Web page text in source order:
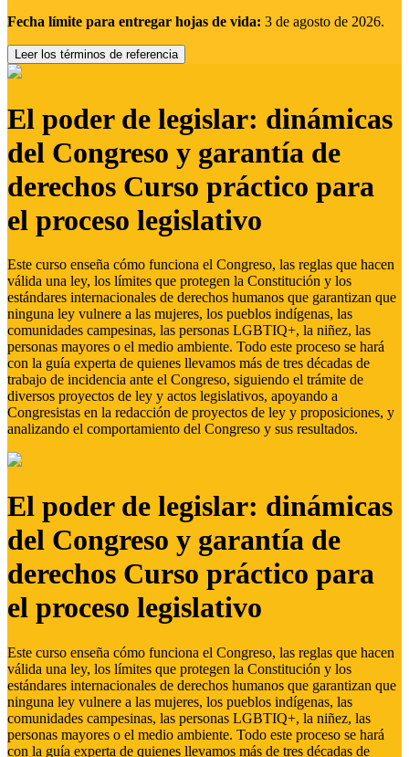
Fecha límite para entregar hojas de vida: 3 de agosto de 2026.
Leer los términos de referencia
El poder de legislar: dinámicas
del Congreso y garantía de
derechos Curso práctico para
el proceso legislativo
Este curso enseña cómo funciona el Congreso, las reglas que hacen
válida una ley, los límites que protegen la Constitución y los
estándares internacionales de derechos humanos que garantizan que
ninguna ley vulnere a las mujeres, los pueblos indígenas, las
comunidades campesinas, las personas LGBTIQ+, la niñez, las
personas mayores o el medio ambiente. Todo este proceso se hará
con la guía experta de quienes llevamos más de tres décadas de
trabajo de incidencia ante el Congreso, siguiendo el trámite de
diversos proyectos de ley y actos legislativos, apoyando a
Congresistas en la redacción de proyectos de ley y proposiciones, y
analizando el comportamiento del Congreso y sus resultados.
El poder de legislar: dinámicas
del Congreso y garantía de
derechos Curso práctico para
el proceso legislativo
Este curso enseña cómo funciona el Congreso, las reglas que hacen
válida una ley, los límites que protegen la Constitución y los
estándares internacionales de derechos humanos que garantizan que
ninguna ley vulnere a las mujeres, los pueblos indígenas, las
comunidades campesinas, las personas LGBTIQ+, la niñez, las
personas mayores o el medio ambiente. Todo este proceso se hará
con la guía experta de quienes llevamos más de tres décadas de